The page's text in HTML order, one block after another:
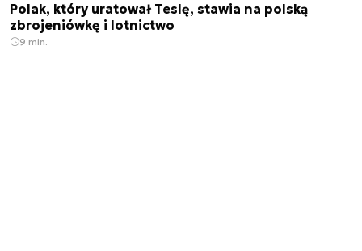
Polak, który uratował Teslę, stawia na polską
zbrojeniówkę i lotnictwo
9 min.